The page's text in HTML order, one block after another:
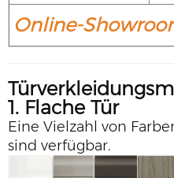
Online-
1. Flache Tür
Eine Vielzahl von
sind verfügbar.